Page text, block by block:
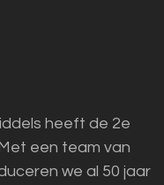
heeft de 2e
een team van
we al 50 jaar